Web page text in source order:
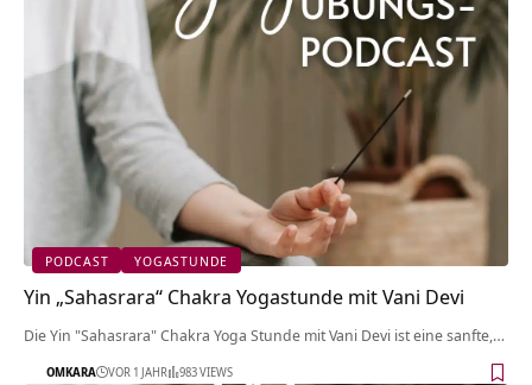
PODCAST YOGASTUNDE
Yin „Sahasrara“ Chakra Yogastunde mit Vani Devi
Die Yin "Sahasrara" Chakra Yoga Stunde mit Vani Devi ist eine sanfte,…
OMKARA VOR 1 JAHR 983 VIEWS